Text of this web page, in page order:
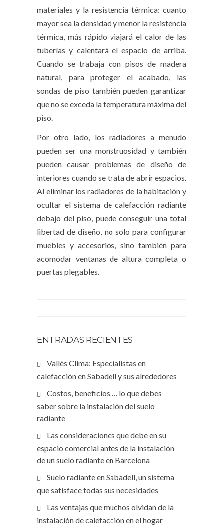
materiales y la resistencia térmica: cuanto
mayor sea la densidad y menor la resistencia
térmica, más rápido viajará el calor de las
tuberías y calentará el espacio de arriba.
Cuando se trabaja con pisos de madera
natural, para proteger el acabado, las
sondas de piso también pueden garantizar
que no se exceda la temperatura máxima del
piso.
Por otro lado, los radiadores a menudo
pueden ser una monstruosidad y también
pueden causar problemas de diseño de
interiores cuando se trata de abrir espacios.
Al eliminar los radiadores de la habitación y
ocultar el sistema de calefacción radiante
debajo del piso, puede conseguir una total
libertad de diseño, no solo para configurar
muebles y accesorios, sino también para
acomodar ventanas de altura completa o
puertas plegables.
ENTRADAS RECIENTES
Vallès Clima: Especialistas en
calefacción en Sabadell y sus alrededores
Costos, beneficios…. lo que debes
saber sobre la instalación del suelo
radiante
Las consideraciones que debe en su
espacio comercial antes de la instalación
de un suelo radiante en Barcelona
Suelo radiante en Sabadell, un sistema
que satisface todas sus necesidades
Las ventajas que muchos olvidan de la
instalación de calefacción en el hogar